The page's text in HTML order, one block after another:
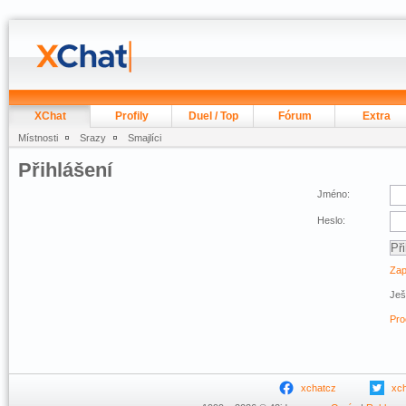
XChat Profily Duel / Top Fórum Extra
Místnosti Srazy Smajlíci
Přihlášení
Jméno:
Heslo:
xchatcz